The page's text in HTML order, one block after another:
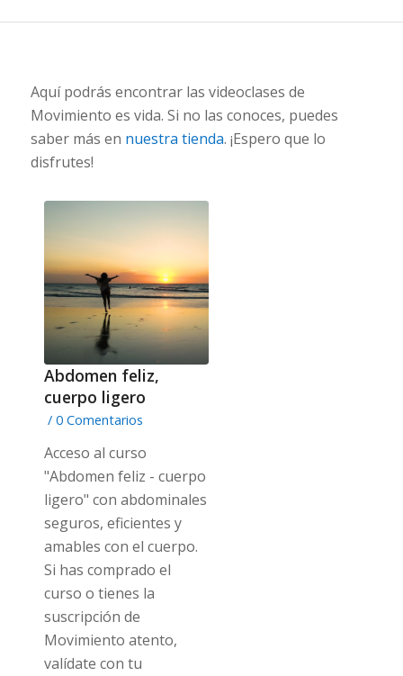
Aquí podrás encontrar las videoclases de
Movimiento es vida. Si no las conoces, puedes
saber más en nuestra tienda. ¡Espero que lo
disfrutes!
Abdomen feliz,
cuerpo ligero
/ 0 Comentarios
Acceso al curso
"Abdomen feliz - cuerpo
ligero" con abdominales
seguros, eficientes y
amables con el cuerpo.
Si has comprado el
curso o tienes la
suscripción de
Movimiento atento,
valídate con tu